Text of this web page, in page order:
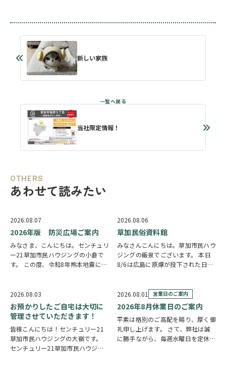
新しい家族
当社限定情報！
OTHERS
あわせて読みたい
2026.08.07
2026年版 防災広場ご案内
みなさま、こんにちは。センチュリ
ー21草加市民ハウジングの小倉で
す。 この度、令和8年熊本地震によ
多い国です。草加市においても、他
人事ではなく、日頃から少しでも、
防災意識を高め…
2026.08.06
草加民俗資料館
みなさんこんにちは。草加市民ハウ
ジングの飯泉でございます。 本日
8/6は広島に原爆が投下された日に
もあります。 草加でも谷塚町、新
田などで空襲があったと言い伝えが
あります。草加…
2026.08.03
お預かりしたご自宅は大切に
管理させていただきます！
皆様こんにちは！センチュリー21
草加市民ハウジングの大嶺です。
センチュリー21草加市民ハウジン
2026.08.01 営業日のご案内
2026年8月休業日のご案内
平素は格別のご高配を賜り、厚く御
礼申し上げます。 さて、弊社は誠
に勝手ながら、毎週水曜日を定休日